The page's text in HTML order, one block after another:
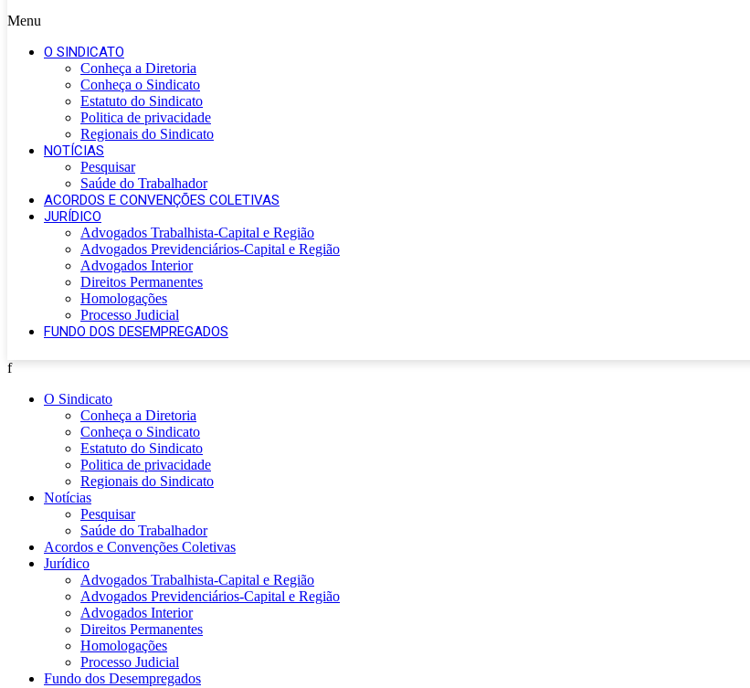
Menu
O SINDICATO
Conheça a Diretoria
Conheça o Sindicato
Estatuto do Sindicato
Politica de privacidade
Regionais do Sindicato
NOTÍCIAS
Pesquisar
Saúde do Trabalhador
ACORDOS E CONVENÇÕES COLETIVAS
JURÍDICO
Advogados Trabalhista-Capital e Região
Advogados Previdenciários-Capital e Região
Advogados Interior
Direitos Permanentes
Homologações
Processo Judicial
FUNDO DOS DESEMPREGADOS
f
O Sindicato
Conheça a Diretoria
Conheça o Sindicato
Estatuto do Sindicato
Politica de privacidade
Regionais do Sindicato
Notícias
Pesquisar
Saúde do Trabalhador
Acordos e Convenções Coletivas
Jurídico
Advogados Trabalhista-Capital e Região
Advogados Previdenciários-Capital e Região
Advogados Interior
Direitos Permanentes
Homologações
Processo Judicial
Fundo dos Desempregados